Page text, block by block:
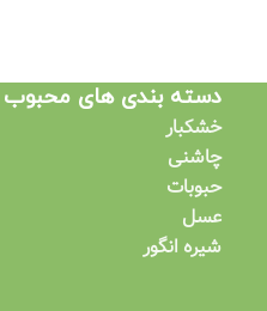
دسته بندی های محبوب
خشکبار
چاشنی
حبوبات
عسل
شیره انگور